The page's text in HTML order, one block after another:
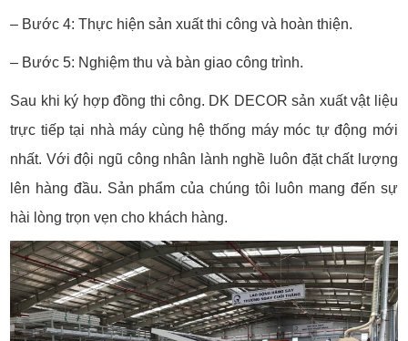
– Bước 4: Thực hiện sản xuất thi công và hoàn thiện.
– Bước 5: Nghiệm thu và bàn giao công trình.
Sau khi ký hợp đồng thi công. DK DECOR sản xuất vật liệu
trực tiếp tại nhà máy cùng hệ thống máy móc tự động mới
nhất. Với đội ngũ công nhân lành nghề luôn đặt chất lượng
lên hàng đầu. Sản phẩm của chúng tôi luôn mang đến sự
hài lòng trọn vẹn cho khách hàng.